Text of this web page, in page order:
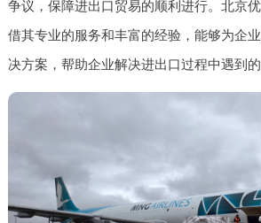
争议，保障进出口贸易的顺利进行。北京
借其专业的服务和丰富的经验，能够为企
决方案，帮助企业解决进出口过程中遇到的